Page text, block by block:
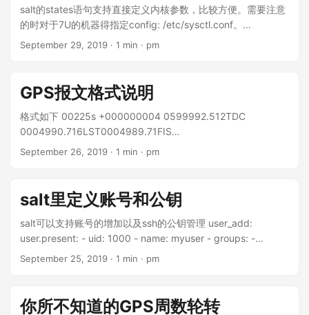
-m u32 –u32 “32»8=xxxx” 考虑到可能IP头有option，因此也
有一个改进的版本 –u32 “0»22&0x3C@12»8=xxx” 详细的原
lter.org/documentation/HOWTO/netfi lter-extensions-
https://ask.wireshark.org/question/10372/sniffi ng-vxlan-
traffi c/ 3.
https://support.huawei.com/enterprise/en/doc/EDOC11000
04365/f95c6e68/vxlan-packet-format 4.
extensions.8.html 5. https://netfi
HOWTO-3.html
际都是使用标准的NMEA协议从/dev/gps输出。 测试的配置如
下： # For more information about this file, see the man
pages # ntp.conf(5), ntp_acc(5), ntp_auth(5), ntp_clock(5),
ntp_misc(5), ntp_mon(5). logfile /var/log/ntp.log driftfile
source, but do not permit the source to query or modify the
service on this system. restrict default nomodify notrap
nopeer noquery Permit all access over the loopback
interface. This could be tightened as well, but to do so
127.0.0.1 restrict ::1 ...
salt的states语句支持直接定义内核参数，比较方便。需要注意
的时对于7U的机器得指定config: /etc/sysctl.conf。
net.core.rmem_max: sysctl.present: - value: 67108864 -
September 29, 2019 · 1 min · pm
GPS报文格式说明
格式如下 00225s +000000004 0599992.512TDC
0004990.716LST0004989.71FIS
$GNGGA,060633.000,3119.3559,N,12135.9948,E,1,22,0.6
203.12,160419,,,A*71
$SYS,041619,060634,0,0,1,0,1,0,0,1,2,1,0,
+000000004[root@centos1 dev]# cat /dev/gps1 |grep
GNGGA$GNGGA,085318.00,3016.36039,N,12006.35748,
E,1,12,0.99,37.4,M,7.1,M,,43$GNGGA,085319.00,3016.360
42,N,12006.35743,E,1,12,1.04,37.4,M,7.1,M,,40$GNGGA,08
M,,43$GNGGA,085321.00,3016.36051,N,12006.35748,E,1,
September 26, 2019 · 1 min · pm
salt里定义账号和公钥
salt可以支持账号的增加以及ssh的公钥管理 user_add:
user.present: - uid: 1000 - name: myuser - groups: -
myuser group_add: group.present: - gid: 1000 - name:
XXXXXX' - 'ssh-rsa yyyyyy' - require: - user: user_add
September 25, 2019 · 1 min · pm
你所不知道的GPS周数轮转